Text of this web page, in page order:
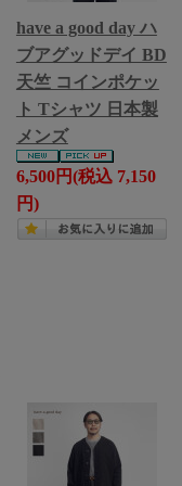
have a good day ハ
ブアグッドデイ BD
天竺 コインポケッ
ト Tシャツ 日本製
メンズ
6,500円(税込 7,150
円)